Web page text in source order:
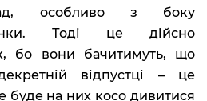
особливо з боку
Тоді це дійсно
бо вони бачитимуть, що
відпустці – це
буде на них косо дивитися